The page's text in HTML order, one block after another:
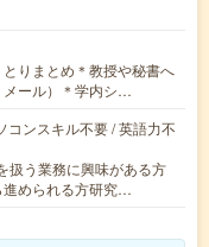
りまとめ＊教授や秘書へ
メール）＊学内シ…
コンスキル不要 / 英語力不
扱う業務に興味がある方
進められる方研究…